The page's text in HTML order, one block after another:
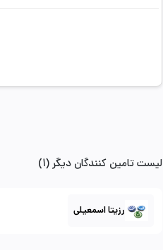
لیست تامین کنندگان دیگر (1)
رزیتا اسمعیلی